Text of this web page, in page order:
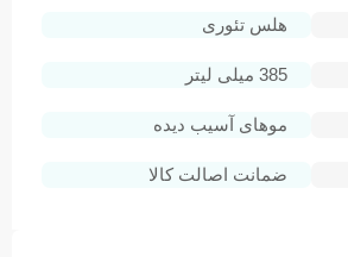
هلس تئوری
385 میلی لیتر
موهای آسیب دیده
ضمانت اصالت کالا